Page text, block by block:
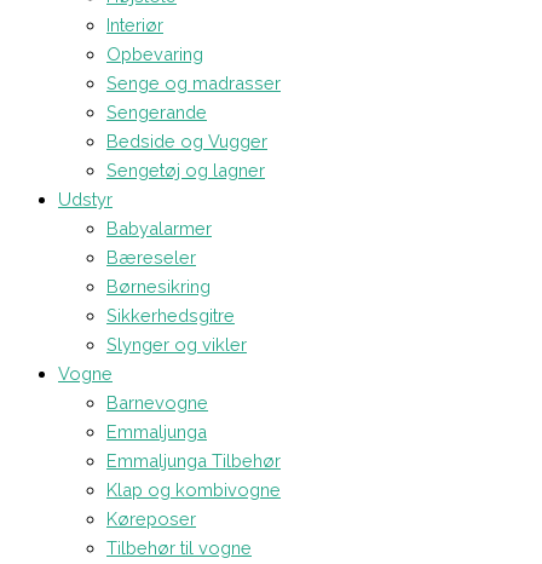
Interiør
Opbevaring
Senge og madrasser
Sengerande
Bedside og Vugger
Sengetøj og lagner
Udstyr
Babyalarmer
Bæreseler
Børnesikring
Sikkerhedsgitre
Slynger og vikler
Vogne
Barnevogne
Emmaljunga
Emmaljunga Tilbehør
Klap og kombivogne
Køreposer
Tilbehør til vogne